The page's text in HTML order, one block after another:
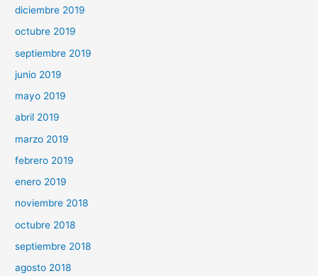
diciembre 2019
octubre 2019
septiembre 2019
junio 2019
mayo 2019
abril 2019
marzo 2019
febrero 2019
enero 2019
noviembre 2018
octubre 2018
septiembre 2018
agosto 2018